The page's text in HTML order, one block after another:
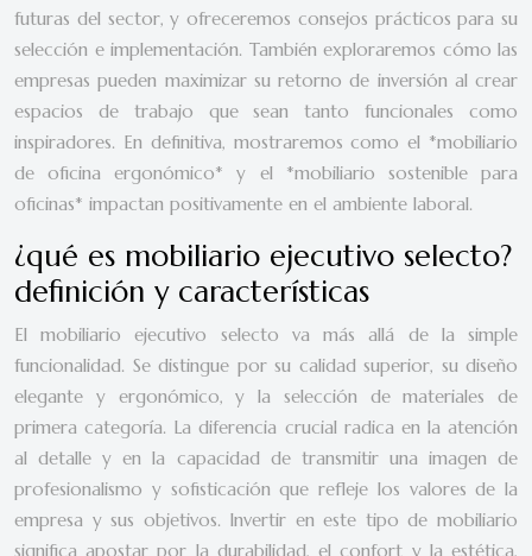
futuras del sector, y ofreceremos consejos prácticos para su
selección e implementación. También exploraremos cómo las
empresas pueden maximizar su retorno de inversión al crear
espacios de trabajo que sean tanto funcionales como
inspiradores. En definitiva, mostraremos como el *mobiliario
de oficina ergonómico* y el *mobiliario sostenible para
oficinas* impactan positivamente en el ambiente laboral.
¿qué es mobiliario ejecutivo selecto?
definición y características
El mobiliario ejecutivo selecto va más allá de la simple
funcionalidad. Se distingue por su calidad superior, su diseño
elegante y ergonómico, y la selección de materiales de
primera categoría. La diferencia crucial radica en la atención
al detalle y en la capacidad de transmitir una imagen de
profesionalismo y sofisticación que refleje los valores de la
empresa y sus objetivos. Invertir en este tipo de mobiliario
significa apostar por la durabilidad, el confort y la estética,